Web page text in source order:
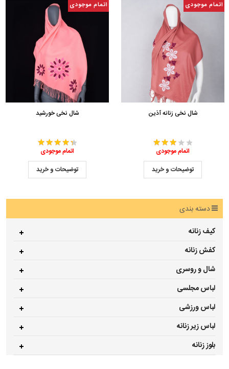
اتمام موجودی
شال نخی زنانه آذین
اتمام موجودی
توضیحات و خرید
اتمام موجودی
شال نخی خورشید
اتمام موجودی
توضیحات و خرید
دسته بندی
کیف زنانه
کفش زنانه
شال و روسری
لباس مجلسی
لباس ورزشی
لباس زیر زنانه
بلوز زنانه